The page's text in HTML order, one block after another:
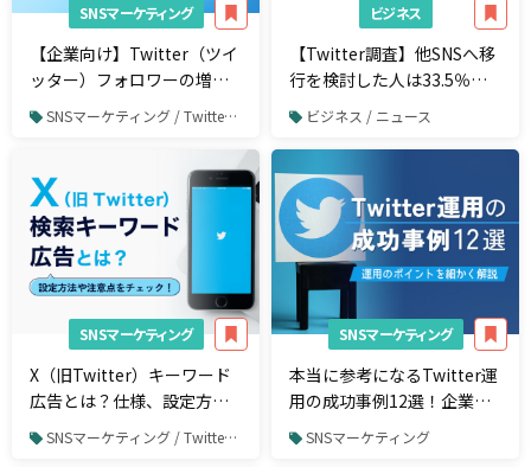
SNSマーケティング
【企業向け】Twitter（ツイ
ッター）フォロワーの増や
し方15選！施策や注意点を
紹介
SNSマーケティング / Twitter / Twitter運用
ビジネス
【Twitter調査】他SNSへ移
行を検討した人は33.5％、
前回から4.4pt増加 検討理
由にAPI有料化の影響あり
（Appliv調べ）
ビジネス / ニュース
SNSマーケティング
X（旧Twitter）キーワード
広告とは？仕様、設定方
法、注意点を徹底解説
SNSマーケティング / Twitter / Twitter広告
SNSマーケティング
本当に参考になるTwitter運
用の成功事例12選！企業ア
カウントの運用ポイントも
SNSマーケティング